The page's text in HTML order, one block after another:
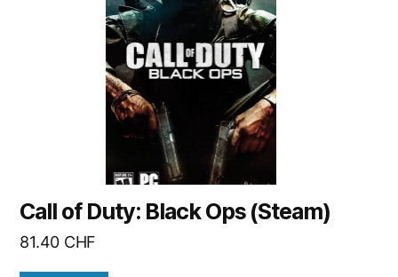
Call of Duty: Black Ops (Steam)
81.40 CHF